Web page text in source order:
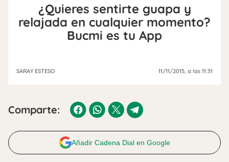
¿Quieres sentirte guapa y
relajada en cualquier momento?
Bucmi es tu App
SARAY ESTESO 11/11/2015 , a las 11:31
Comparte:
Añadir Cadena Dial en Google